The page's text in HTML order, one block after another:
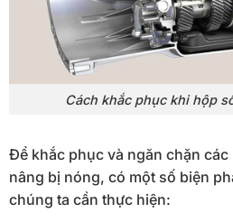
Cách khắc phục khi hộp
Để khắc phục và ngăn chặn
nâng bị nóng, có một số biện
chúng ta cần thực hiện: